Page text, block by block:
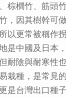
棕櫚竹、筋頭
，因其樹幹可
以更常被稱作
是中國及日本
耐陰與耐寒性
栽種，是常見
是台灣出口種